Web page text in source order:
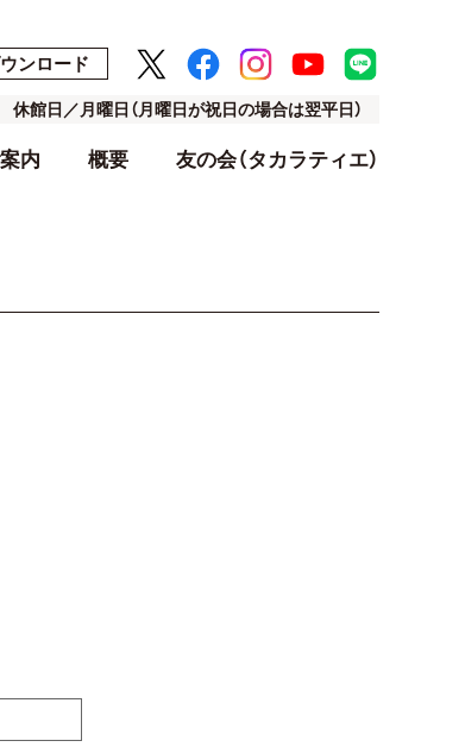
ンロード
休館日／月曜日（月曜日が祝日の場合は翌平日）
内 概要 友の会（タカラティエ）